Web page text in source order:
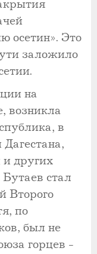
осетин». Это
заложило
на
возникла
в
других
Бутаев стал
Второго
по
был не
горцев -